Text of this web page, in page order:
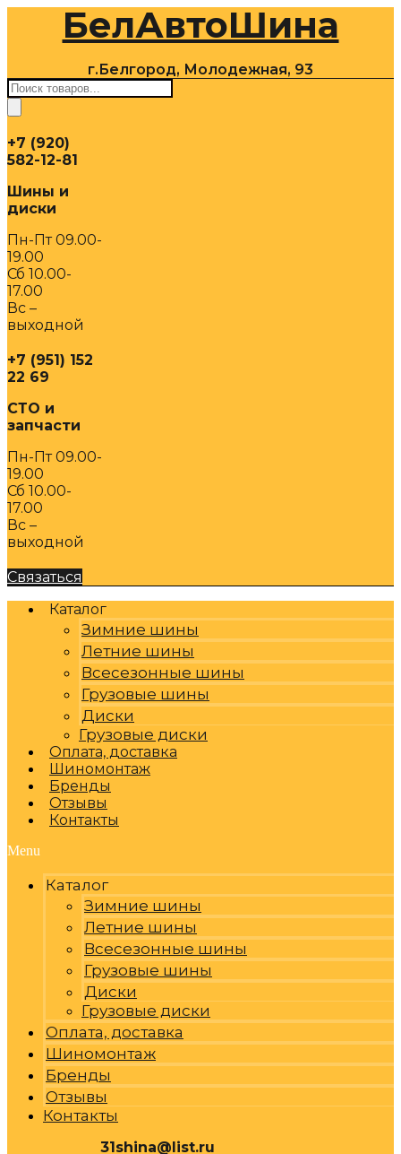
содержимомуБелАвтоШина
г.Белгород, Молодежная, 93
Поиск
товаров
+7 (920)
582-12-81
Шины и
диски
Пн-Пт 09.00-
19.00
Сб 10.00-
17.00
Вс –
выходной
+7 (951) 152
22 69
СТО и
запчасти
Пн-Пт 09.00-
19.00
Сб 10.00-
17.00
Вс –
выходной
Связаться
Каталог
Зимние шины
Летние шины
Всесезонные шины
Грузовые шины
Диски
Грузовые диски
Оплата, доставка
Шиномонтаж
Бренды
Отзывы
Контакты
Menu
Каталог
Зимние шины
Летние шины
Всесезонные шины
Грузовые шины
Диски
Грузовые диски
Оплата, доставка
Шиномонтаж
Бренды
Отзывы
Контакты
31shina@list.ru